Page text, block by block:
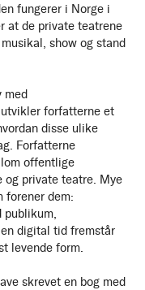
fungerer i Norge i
at de private teatrene
show og stand
med
forfatterne et
disse ulike
Forfatterne
offentlige
og private teatre. Mye
forener dem:
publikum,
digital tid fremstår
levende form.
skrevet en bog med